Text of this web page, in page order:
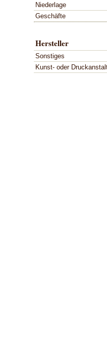
Niederlage
Geschäfte
Hersteller
Sonstiges
Kunst- oder